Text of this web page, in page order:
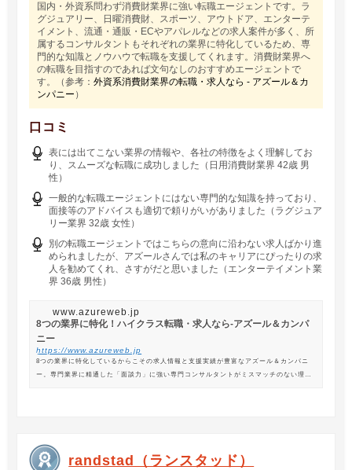
国内・外資系問わず消費財業界に強い転職エージェントです。ラ
グジュアリー、日曜消費財、スポーツ、アウトドア、エンターテ
イメント、流通・通販・ECやアパレルなどの求人案件が多く、所
属するコンサルタントもそれぞれの業界に特化しているため、専
門的な知識とノウハウで転職を支援してくれます。消費財業界へ
の転職を目指すのであれば文句なしのおすすめエージェントで
す。（参考：外資系消費財業界の転職・求人なら - アズール＆カ
ンパニー ）
口コミ
表には出てこない業界の情報や、各社の特徴をよく理解してお
り、スムーズな転職に成功しました（日用消費財業界 42歳 男
性）
一般的な転職エージェントにはない専門的な知識を持っており、
面接等のアドバイスも適切で頼りがいがありました（ラグジュア
リー業界 32歳 女性）
別の転職エージェントではこちらの意向に沿わない求人ばかり進
められましたが、アズールさんでは私のキャリアにぴったりの求
人を勧めてくれ、さすがだと思いました（エンターテイメント業
界 36歳 男性）
www.azureweb.jp
8つの業界に特化！ハイクラス転職・求人なら-アズール＆カンパ
ニー
https://www.azureweb.jp
8つの業界に特化しているからこその求人情報と支援実績が豊富なアズール＆カンパニ
ー。専門業界に精通した「面談力」に強い専門コンサルタントがミスマッチのない理想
randstad（ランスタッド）